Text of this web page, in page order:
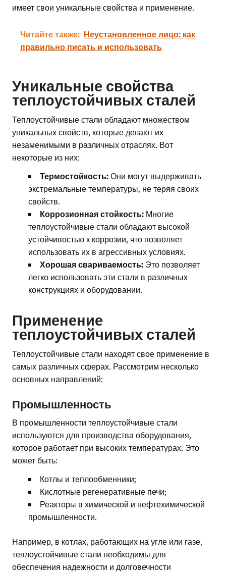
имеет свои уникальные свойства и применение.
Читайте также: Неустановленное лицо: как
правильно писать и использовать
Уникальные свойства
теплоустойчивых сталей
Теплоустойчивые стали обладают множеством
уникальных свойств, которые делают их
незаменимыми в различных отраслях. Вот
некоторые из них:
Термостойкость: Они могут выдерживать
экстремальные температуры, не теряя своих
свойств.
Коррозионная стойкость: Многие
теплоустойчивые стали обладают высокой
устойчивостью к коррозии, что позволяет
использовать их в агрессивных условиях.
Хорошая свариваемость: Это позволяет
легко использовать эти стали в различных
конструкциях и оборудовании.
Применение
теплоустойчивых сталей
Теплоустойчивые стали находят свое применение в
самых различных сферах. Рассмотрим несколько
основных направлений:
Промышленность
В промышленности теплоустойчивые стали
используются для производства оборудования,
которое работает при высоких температурах. Это
может быть:
Котлы и теплообменники;
Кислотные регенеративные печи;
Реакторы в химической и нефтехимической
промышленности.
Например, в котлах, работающих на угле или газе,
теплоустойчивые стали необходимы для
обеспечения надежности и долговечности